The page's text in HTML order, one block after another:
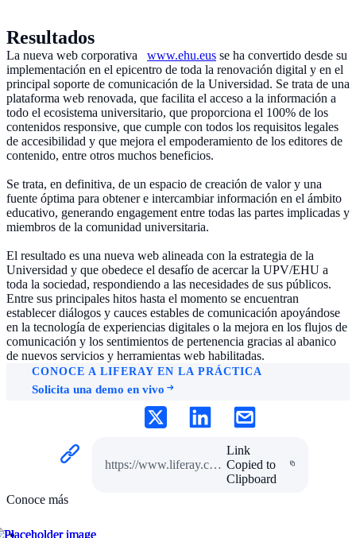
Resultados
La nueva web corporativa www.ehu.eus se ha convertido desde su
implementación en el epicentro de toda la renovación digital y en el
principal soporte de comunicación de la Universidad. Se trata de una
plataforma web renovada, que facilita el acceso a la información a
todo el ecosistema universitario, que proporciona el 100% de los
contenidos responsive, que cumple con todos los requisitos legales
de accesibilidad y que mejora el empoderamiento de los editores de
contenido, entre otros muchos beneficios.
Se trata, en definitiva, de un espacio de creación de valor y una
fuente óptima para obtener e intercambiar información en el ámbito
educativo, generando engagement entre todas las partes implicadas y
miembros de la comunidad universitaria.
El resultado es una nueva web alineada con la estrategia de la
Universidad y que obedece el desafío de acercar la UPV/EHU a
toda la sociedad, respondiendo a las necesidades de sus públicos.
Entre sus principales hitos hasta el momento se encuentran
establecer diálogos y cauces estables de comunicación apoyándose
en la tecnología de experiencias digitales o la mejora en los flujos de
comunicación y los sentimientos de pertenencia gracias al abanico
de nuevos servicios y herramientas web habilitadas.
CONOCE A LIFERAY EN LA PRÁCTICA
Solicita una demo en vivo
https://www.liferay.com/es/resources/case-studies/universidad-pais-vasco
Link
Copied to
Clipboard
Conoce más